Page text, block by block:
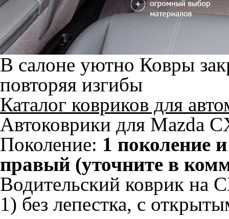
В салоне уютно Ковры
повторяя изгибы
Каталог ковриков для
Автоковрики для Mazda
Поколение: 1 поколение
правый (уточните в
Водительский коврик на
1) без лепестка, с